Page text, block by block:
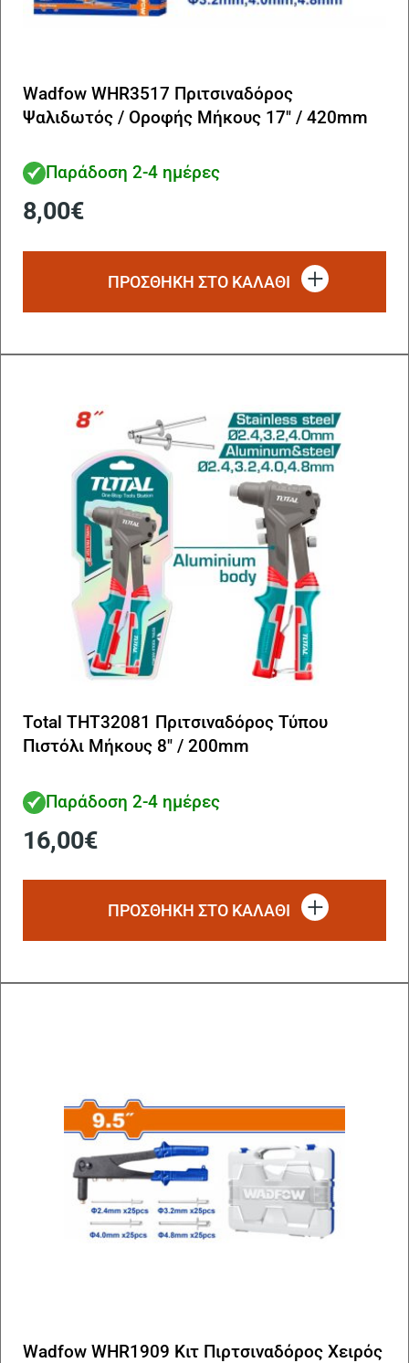
Wadfow WHR3517 Πριτσιναδόρος
Ψαλιδωτός / Οροφής Μήκους 17″ / 420mm
Παράδοση 2-4 ημέρες
8,00€
ΠΡΟΣΘΗΚΗ ΣΤΟ ΚΑΛΑΘΙ
Total THT32081 Πριτσιναδόρος Τύπου
Πιστόλι Μήκους 8″ / 200mm
Παράδοση 2-4 ημέρες
16,00€
ΠΡΟΣΘΗΚΗ ΣΤΟ ΚΑΛΑΘΙ
Wadfow WHR1909 Κιτ Πιρτσιναδόρος Χειρός